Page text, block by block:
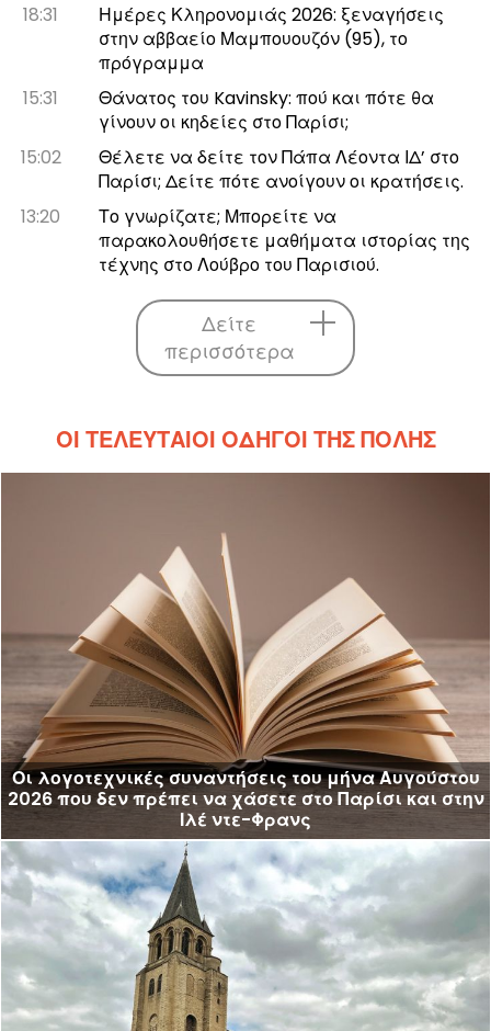
18:31
Ημέρες Κληρονομιάς 2026: ξεναγήσεις
στην αββαείο Μαμπουουζόν (95), το
πρόγραμμα
15:31
Θάνατος του Kavinsky: πού και πότε θα
γίνουν οι κηδείες στο Παρίσι;
15:02
Θέλετε να δείτε τον Πάπα Λέοντα ΙΔ’ στο
Παρίσι; Δείτε πότε ανοίγουν οι κρατήσεις.
13:20
Το γνωρίζατε; Μπορείτε να
παρακολουθήσετε μαθήματα ιστορίας της
τέχνης στο Λούβρο του Παρισιού.
Δείτε
περισσότερα
ΟΙ ΤΕΛΕΥΤΑΊΟΙ ΟΔΗΓΟΊ ΤΗΣ ΠΌΛΗΣ
Οι λογοτεχνικές συναντήσεις του μήνα Αυγούστου
2026 που δεν πρέπει να χάσετε στο Παρίσι και στην
Ιλέ ντε-Φρανς